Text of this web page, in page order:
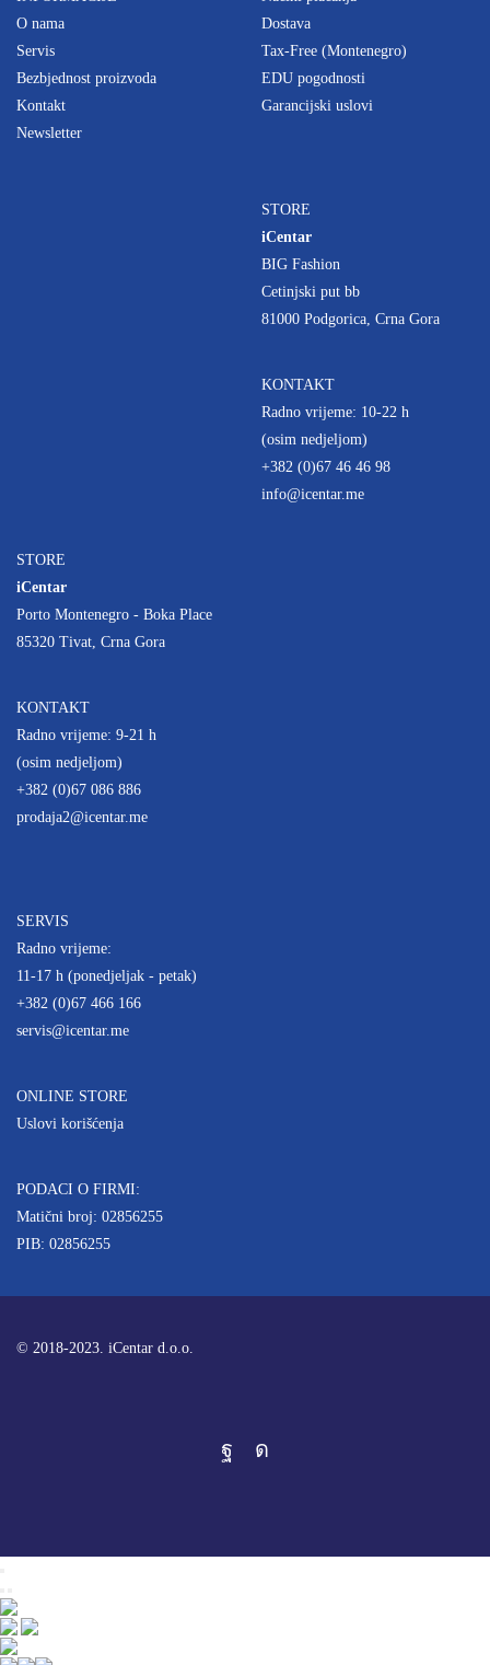
O nama
Servis
Bezbjednost proizvoda
Kontakt
Newsletter
Dostava
Tax-Free (Montenegro)
EDU pogodnosti
Garancijski uslovi
STORE
iCentar
BIG Fashion
Cetinjski put bb
81000 Podgorica, Crna Gora
KONTAKT
Radno vrijeme: 10-22 h
(osim nedjeljom)
+382 (0)67 46 46 98
info@icentar.me
STORE
iCentar
Porto Montenegro - Boka Place
85320 Tivat, Crna Gora
KONTAKT
Radno vrijeme: 9-21 h
(osim nedjeljom)
+382 (0)67 086 886
prodaja2@icentar.me
SERVIS
Radno vrijeme:
11-17 h (ponedjeljak - petak)
+382 (0)67 466 166
servis@icentar.me
ONLINE STORE
Uslovi korišćenja
PODACI O FIRMI:
Matični broj: 02856255
PIB: 02856255
© 2018-2023. iCentar d.o.o.
FacebookInstagram